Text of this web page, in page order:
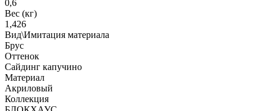
0,6
Вес (кг)
1,426
Вид\Имитация материала
Брус
Оттенок
Сайдинг капучино
Материал
Акриловый
Коллекция